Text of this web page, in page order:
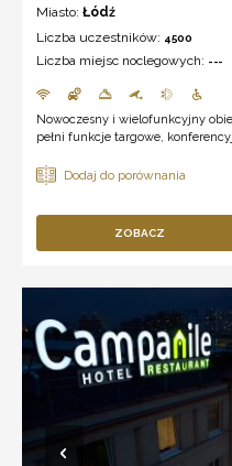
Miasto: Łódź
Liczba uczestników: 4500
Liczba miejsc noclegowych: ---
Nowoczesny i wielofunkcyjny
pełni funkcje targowe,
ZOBACZ